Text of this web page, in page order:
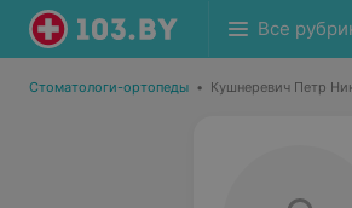
Все
Стоматологи-ортопеды • Кушнеревич Петр